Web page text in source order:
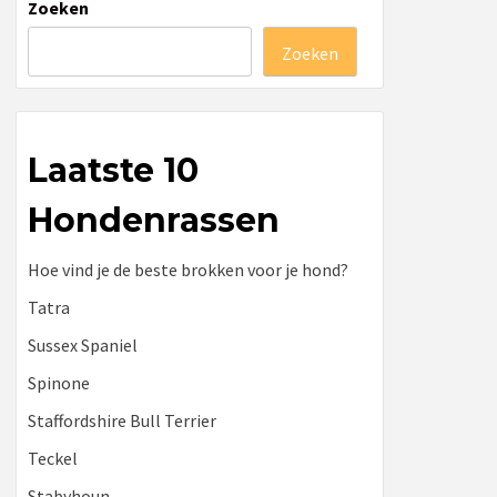
Zoeken
Zoeken
Laatste 10
Hondenrassen
Hoe vind je de beste brokken voor je hond?
Tatra
Sussex Spaniel
Spinone
Staffordshire Bull Terrier
Teckel